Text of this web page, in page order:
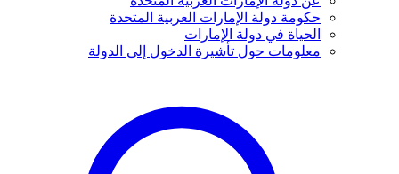
حكومة دولة الإمارات العربية المتحدة
الحياة في دولة الإمارات
معلومات حول تأشيرة الدخول إلى الدولة